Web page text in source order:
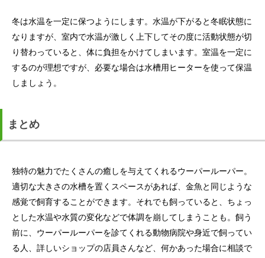
冬は水温を一定に保つようにします。水温が下がると冬眠状態に
なりますが、室内で水温が激しく上下してその度に活動状態が切
り替わっていると、体に負担をかけてしまいます。室温を一定に
するのが理想ですが、必要な場合は水槽用ヒーターを使って保温
しましょう。
まとめ
独特の魅力でたくさんの癒しを与えてくれるウーパールーパー。
適切な大きさの水槽を置くスペースがあれば、金魚と同じような
感覚で飼育することができます。それでも飼っていると、ちょっ
とした水温や水質の変化などで体調を崩してしまうことも。飼う
前に、ウーパールーパーを診てくれる動物病院や身近で飼ってい
る人、詳しいショップの店員さんなど、何かあった場合に相談で